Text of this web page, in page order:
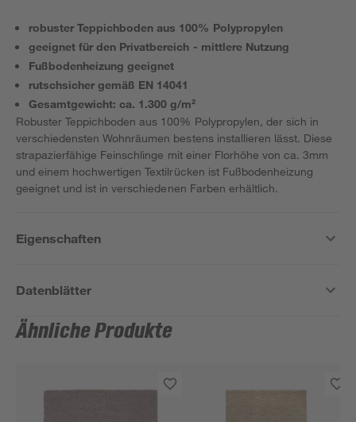
robuster Teppichboden aus 100% Polypropylen
geeignet für den Privatbereich - mittlere Nutzung
Fußbodenheizung geeignet
rutschsicher gemäß EN 14041
Gesamtgewicht: ca. 1.300 g/m²
Robuster Teppichboden aus 100% Polypropylen, der sich in
verschiedensten Wohnräumen bestens installieren lässt. Diese
strapazierfähige Feinschlinge mit einer Florhöhe von ca. 3mm
und einem hochwertigen Textilrücken ist Fußbodenheizung
geeignet und ist in verschiedenen Farben erhältlich.
Eigenschaften
Datenblätter
Ähnliche Produkte